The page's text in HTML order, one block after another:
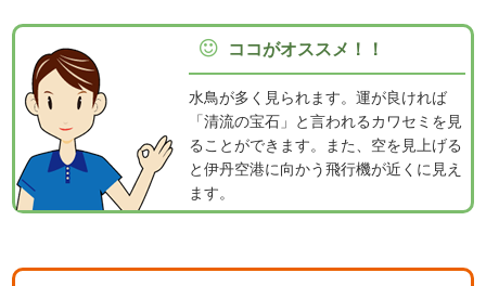
ココがオススメ！！
水鳥が多く見られます。運が良ければ
「清流の宝石」と言われるカワセミを見
ることができます。また、空を見上げる
と伊丹空港に向かう飛行機が近くに見え
ます。